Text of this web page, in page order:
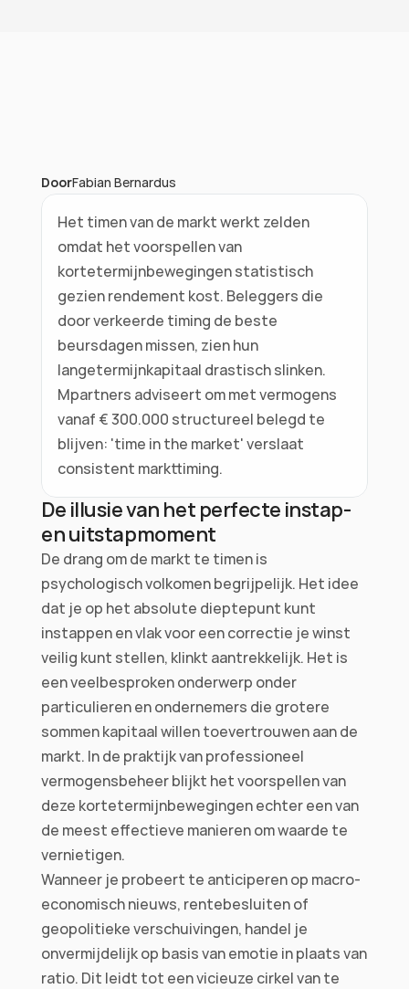
DoorFabian Bernardus
Het timen van de markt werkt zelden
omdat het voorspellen van
kortetermijnbewegingen statistisch
gezien rendement kost. Beleggers die
door verkeerde timing de beste
beursdagen missen, zien hun
langetermijnkapitaal drastisch slinken.
Mpartners adviseert om met vermogens
vanaf € 300.000 structureel belegd te
blijven: 'time in the market' verslaat
consistent markttiming.
De illusie van het perfecte instap-
en uitstapmoment
De drang om de markt te timen is
psychologisch volkomen begrijpelijk. Het idee
dat je op het absolute dieptepunt kunt
instappen en vlak voor een correctie je winst
veilig kunt stellen, klinkt aantrekkelijk. Het is
een veelbesproken onderwerp onder
particulieren en ondernemers die grotere
sommen kapitaal willen toevertrouwen aan de
markt. In de praktijk van professioneel
vermogensbeheer blijkt het voorspellen van
deze kortetermijnbewegingen echter een van
de meest effectieve manieren om waarde te
vernietigen.
Wanneer je probeert te anticiperen op macro-
economisch nieuws, rentebesluiten of
geopolitieke verschuivingen, handel je
onvermijdelijk op basis van emotie in plaats van
ratio. Dit leidt tot een vicieuze cirkel van te